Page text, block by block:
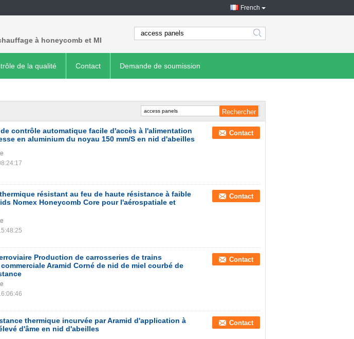
French
à honeycomb et MI search
de la qualité Contact Demande de soumission
contrôle automatique facile d'accès à l'alimentation
en aluminium du noyau 150 mm/S en nid d'abeilles
Contact
résistant au feu de haute résistance à faible
Nomex Honeycomb Core pour l'aérospatiale et
Contact
Production de carrosseries de trains
Aramid Corné de nid de miel courbé de
Contact
thermique incurvée par Aramid d'application à
d'âme en nid d'abeilles
Contact